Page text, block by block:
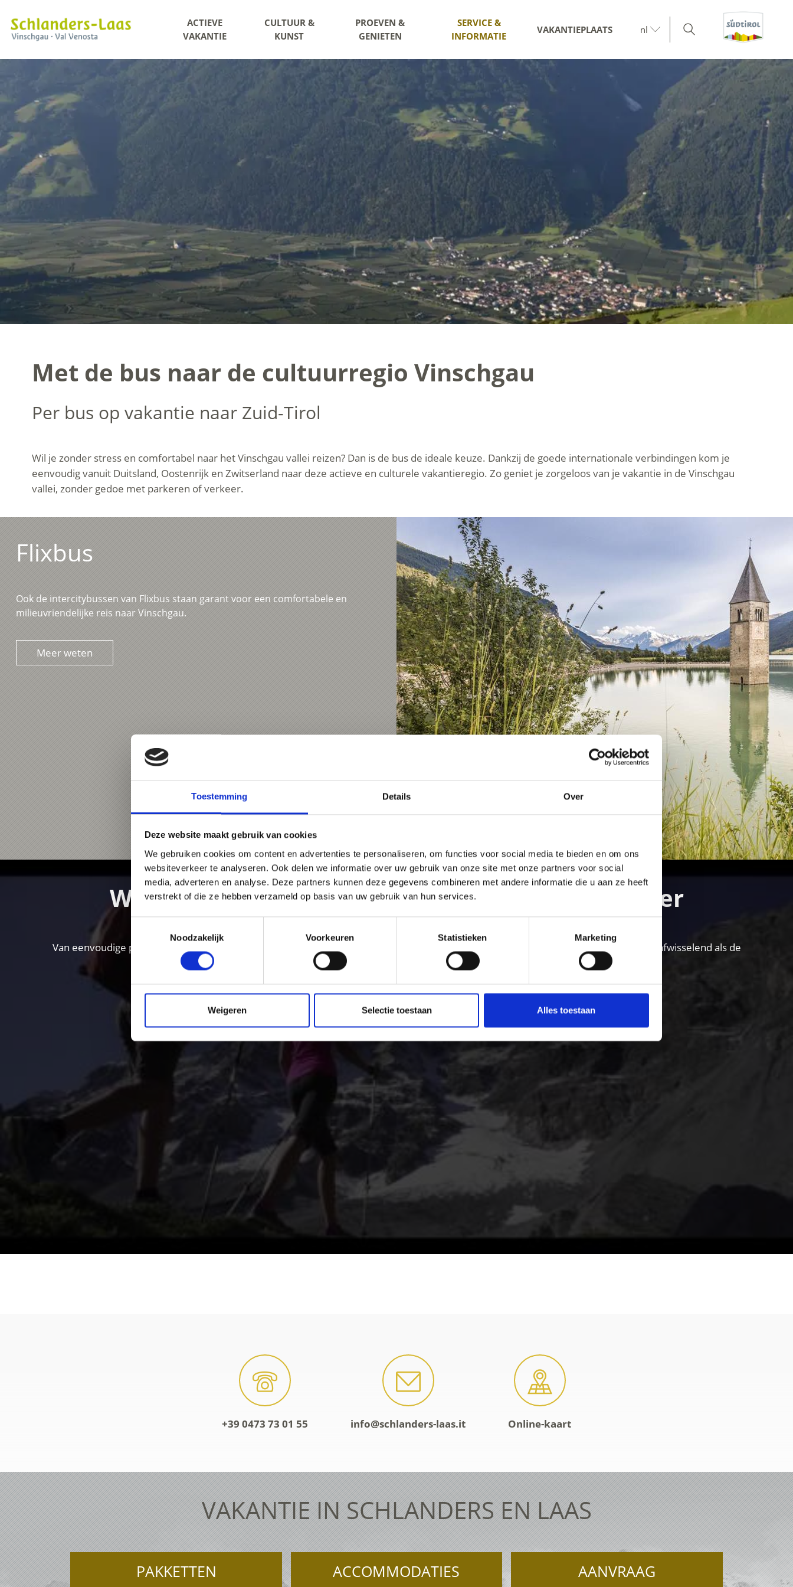
Toestemming Details Over
Deze website maakt gebruik van cookies
We gebruiken cookies om content en advertenties te personaliseren, om functies voor social media te bieden en om ons
websiteverkeer te analyseren. Ook delen we informatie over uw gebruik van onze site met onze partners voor social
media, adverteren en analyse. Deze partners kunnen deze gegevens combineren met andere informatie die u aan ze heeft
verstrekt of die ze hebben verzameld op basis van uw gebruik van hun services.
Noodzakelijk
Voorkeuren Statistieken Marketing
Weigeren Selectie toestaan Alles toestaan
ACTIEVE
VAKANTIE
CULTUUR &
KUNST
PROEVEN &
GENIETEN
SERVICE &
INFORMATIE
VAKANTIEPLAATS nl
Met de bus naar de cultuurregio Vinschgau
Per bus op vakantie naar Zuid-Tirol
Wil je zonder stress en comfortabel naar het Vinschgau vallei reizen? Dan is de bus de ideale keuze. Dankzij de goede internationale verbindingen kom je
eenvoudig vanuit Duitsland, Oostenrijk en Zwitserland naar deze actieve en culturele vakantieregio. Zo geniet je zorgeloos van je vakantie in de Vinschgau
vallei, zonder gedoe met parkeren of verkeer.
Flixbus
Ook de intercitybussen van Flixbus staan garant voor een comfortabele en
milieuvriendelijke reis naar Vinschgau.
Meer weten
Wandelen in het Vinschgau – Avontuur en plezier
Van eenvoudige panoramawandelingen tot hoogalpine bergtochten: het uitgebreide net aan wandelpaden in het Vinschgau is net zo afwisselend als de
+39 0473 73 01 55 info@schlanders-laas.it Online-kaart
VAKANTIE IN SCHLANDERS EN LAAS
PAKKETTEN ACCOMMODATIES AANVRAAG